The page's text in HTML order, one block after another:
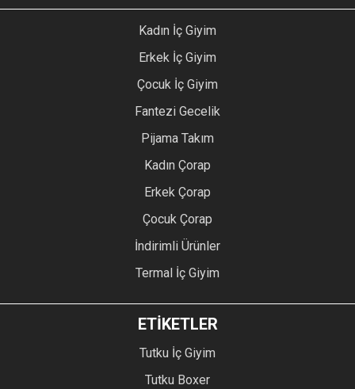
Kadın İç Giyim
Erkek İç Giyim
Çocuk İç Giyim
Fantezi Gecelik
Pijama Takım
Kadın Çorap
Erkek Çorap
Çocuk Çorap
İndirimli Ürünler
Termal İç Giyim
ETİKETLER
Tutku İç Giyim
Tutku Boxer